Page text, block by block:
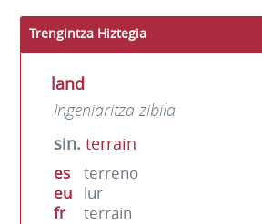
Trengintza Hiztegia
land
Ingeniaritza zibila
sin. terrain
es
terreno
eu
lur
fr
terrain